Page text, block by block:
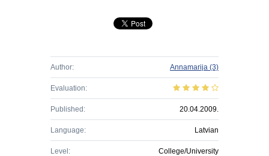
Author: Annamarija (3)
Evaluation:
Published: 20.04.2009.
Language: Latvian
Level: College/University